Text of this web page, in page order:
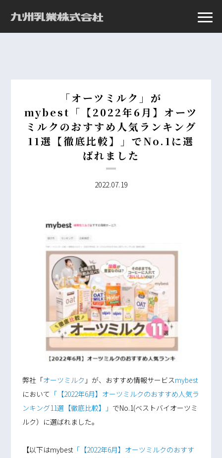
「オーツミルク」が
mybest「【2022年6月】オーツ
ミルクのおすすめ人気ランキング
11選【徹底比較】」でNo.1に選
ばれました
2022.07.19
弊社「オーツミルク 」が、おすすめ情報サービスmybest
において 「【2022年6月】オーツミルクのおすすめ人気ラ
ンキング11選【徹底比較】」 でNo.1(ベストバイオーツミ
ルク）に選ばれました。
【以下はmybest「【2022年6月】オーツミルクのおすす